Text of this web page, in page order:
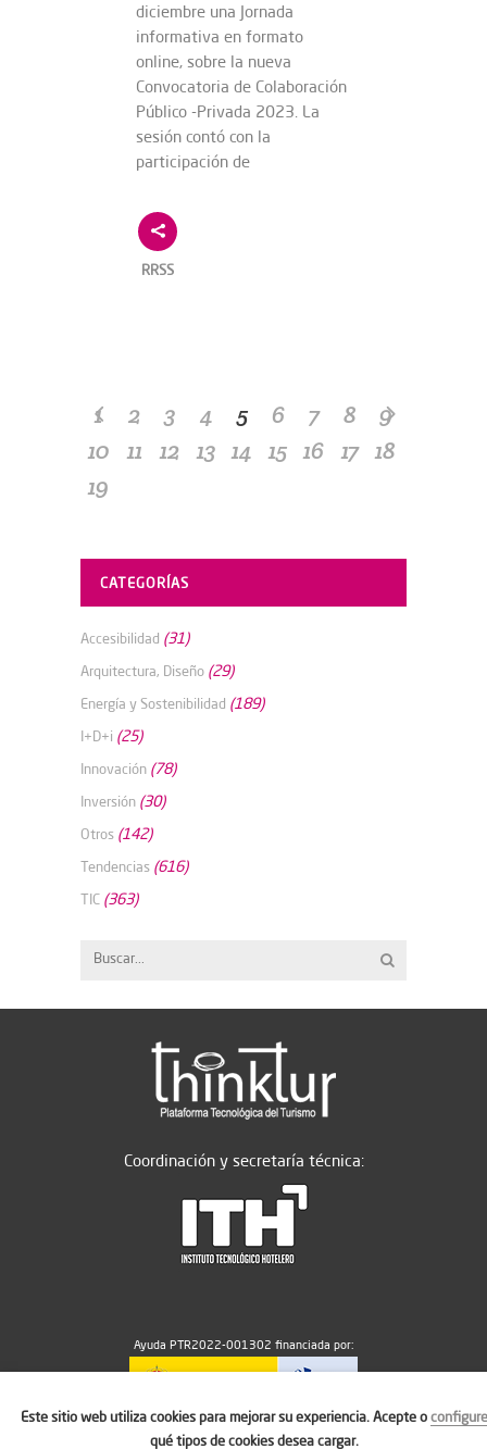
diciembre una Jornada
informativa en formato
online, sobre la nueva
Convocatoria de Colaboración
Público -Privada 2023. La
sesión contó con la
participación de
RRSS
1 2 3 4 5 6 7 8
9
10 11 12 13 14 15 16 17 18
19
CATEGORÍAS
Accesibilidad (31)
Arquitectura, Diseño (29)
Energía y Sostenibilidad (189)
I+D+i (25)
Innovación (78)
Inversión (30)
Otros (142)
Tendencias (616)
TIC (363)
Coordinación y secretaría técnica:
Ayuda PTR2022-001302 financiada por:
MICIU/AEI/10.13039/501100011033
Este sitio web utiliza cookies para mejorar su experiencia. Acepte oconfigure
qué tipos de cookies desea cargar.